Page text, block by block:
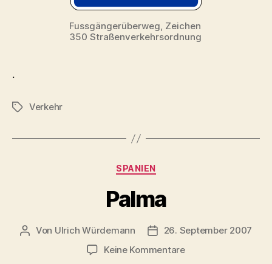
Fussgängerüberweg, Zeichen
350 Straßenverkehrsordnung
.
Schlagwörter
Verkehr
Kategorien
SPANIEN
Palma
Beitragsautor
Von Ulrich Würdemann Beitragsdatum
26. September 2007
Keine Kommentarezu